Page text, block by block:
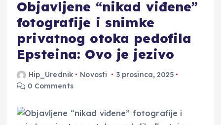
Objavljene “nikad viđene”
fotografije i snimke
privatnog otoka pedofila
Epsteina: Ovo je jezivo
Hip_Urednik Novosti
3 prosinca, 2025
0 Comments